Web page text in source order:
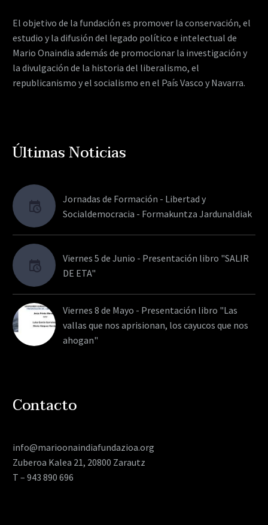
El objetivo de la fundación es promover la conservación, el
estudio y la difusión del legado político e intelectual de
Mario Onaindia además de promocionar la investigación y
la divulgación de la historia del liberalismo, el
republicanismo y el socialismo en el País Vasco y Navarra.
Últimas Noticias
Jornadas de Formación - Libertad y
Socialdemocracia - Formakuntza Jardunaldiak
Viernes 5 de Junio - Presentación libro "SALIR
DE ETA"
Viernes 8 de Mayo - Presentación libro "Las
vallas que nos aprisionan, los cayucos que nos
ahogan"
Contacto
info@marioonaindiafundazioa.org
Zuberoa Kalea 21, 20800 Zarautz
T – 943 890 696